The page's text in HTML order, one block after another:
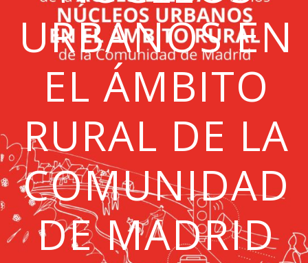
URBANOS EN
EL ÁMBITO
RURAL DE LA
COMUNIDAD
DE MADRID